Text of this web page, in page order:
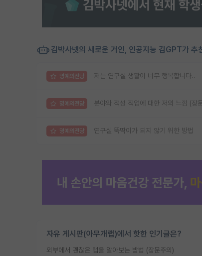
김박사넷의 새로운 거인, 인공지능 김GPT가 추
명예의전당 저는 연구실 생활이 너무 행복합니다..
명예의전당 분야와 적성 직업에 대한 저의 느낌 (장
명예의전당 연구실 뚝딱이가 되지 않기 위한 방법
자유 게시판(아무개랩)에서 핫한 인기글은?
외부에서 괜찮은 랩을 알아보는 방법 (장문주의)